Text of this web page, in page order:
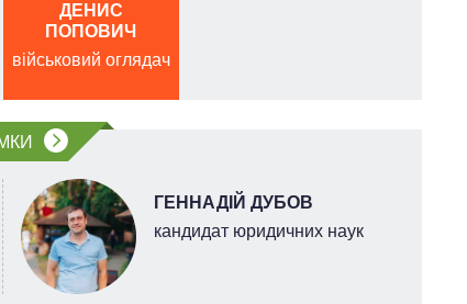
ДЕНИС
ПОПОВИЧ
військовий оглядач
ГЕННАДІЙ ДУБОВ
кандидат юридичних наук